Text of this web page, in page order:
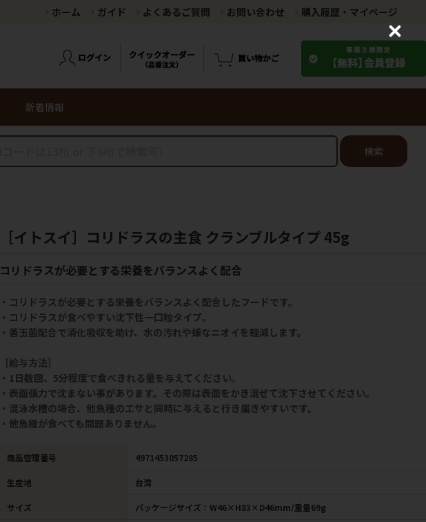
ホーム ガイド よくあるご質問 お問い合わせ 購入履歴・マイページ
新着情報
検索
［イトスイ］コリドラスの主食 クランブルタイプ 45g
コリドラスが必要とする栄養をバランスよく配合
・コリドラスが必要とする栄養をバランスよく配合したフードです。
・コリドラスが食べやすい沈下性一口粒タイプ。
・善玉菌配合で消化吸収を助け、水の汚れや嫌なニオイを軽減します。
［給与方法］
・1日数回、5分程度で食べきれる量を与えてください。
・表面張力で沈まない事があります。その際は表面をかき混ぜて沈下させてください。
・混泳水槽の場合、他魚種のエサと同時に与えると行き届きやすいです。
・他魚種が食べても問題ありません。
商品管理番号 4971453057285
生産地 台湾
サイズ パッケージサイズ：W46×H83×D46mm/重量69g
C
o
s
e